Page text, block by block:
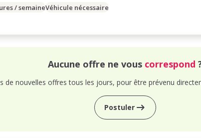
/ semaineVéhicule nécessaire
Aucune offre ne vous correspond
de nouvelles offres tous les jours, pour être prévenu
Postuler